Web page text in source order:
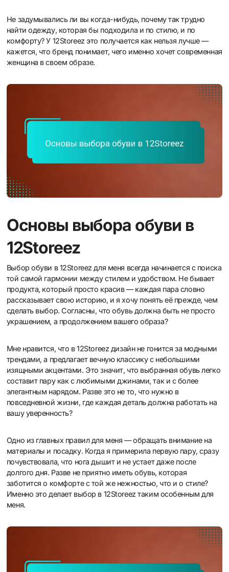
Не задумывались ли вы когда-нибудь, почему так трудно
найти одежду, которая бы подходила и по стилю, и по
комфорту? У 12Storeez это получается как нельзя лучше —
кажется, что бренд понимает, чего именно хочет современная
женщина в своем образе.
Основы выбора обуви в
12Storeez
Выбор обуви в 12Storeez для меня всегда начинается с поиска
той самой гармонии между стилем и удобством. Не бывает
продукта, который просто красив — каждая пара словно
рассказывает свою историю, и я хочу понять её прежде, чем
сделать выбор. Согласны, что обувь должна быть не просто
украшением, а продолжением вашего образа?
Мне нравится, что в 12Storeez дизайн не гонится за модными
трендами, а предлагает вечную классику с небольшими
изящными акцентами. Это значит, что выбранная обувь легко
составит пару как с любимыми джинами, так и с более
элегантным нарядом. Разве это не то, что нужно в
повседневной жизни, где каждая деталь должна работать на
вашу уверенность?
Одно из главных правил для меня — обращать внимание на
материалы и посадку. Когда я примерила первую пару, сразу
почувствовала, что нога дышит и не устает даже после
долгого дня. Разве не приятно иметь обувь, которая
заботится о комфорте с той же нежностью, что и о стиле?
Именно это делает выбор в 12Storeez таким особенным для
меня.